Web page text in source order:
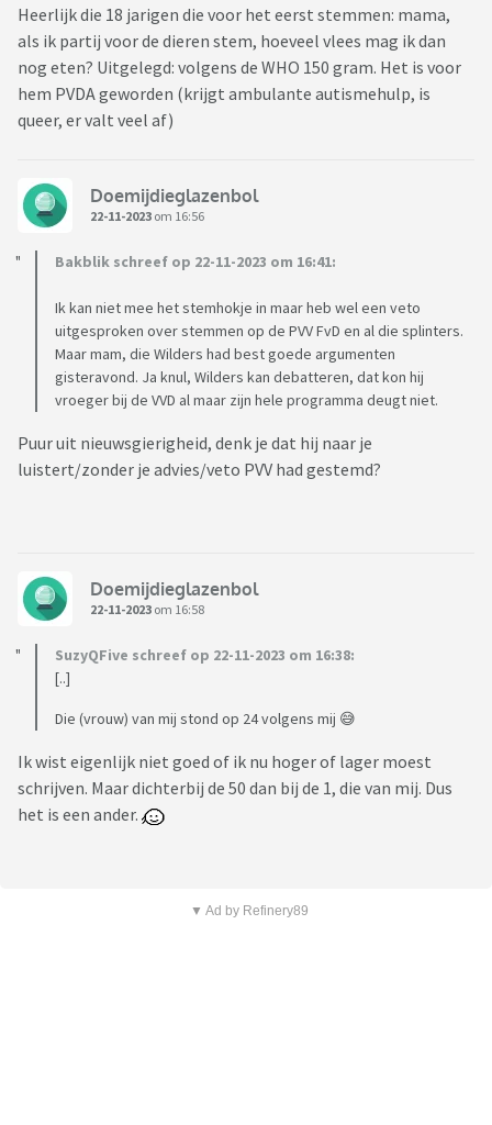
Heerlijk die 18 jarigen die voor het eerst stemmen: mama,
als ik partij voor de dieren stem, hoeveel vlees mag ik dan
nog eten? Uitgelegd: volgens de WHO 150 gram. Het is voor
hem PVDA geworden (krijgt ambulante autismehulp, is
queer, er valt veel af)
Doemijdieglazenbol
22-11-2023 om 16:56
Bakblik schreef op 22-11-2023 om 16:41:
Ik kan niet mee het stemhokje in maar heb wel een veto
uitgesproken over stemmen op de PVV FvD en al die splinters.
Maar mam, die Wilders had best goede argumenten
gisteravond. Ja knul, Wilders kan debatteren, dat kon hij
vroeger bij de VVD al maar zijn hele programma deugt niet.
Puur uit nieuwsgierigheid, denk je dat hij naar je
luistert/zonder je advies/veto PVV had gestemd?
Doemijdieglazenbol
22-11-2023 om 16:58
SuzyQFive schreef op 22-11-2023 om 16:38:
[..]
Die (vrouw) van mij stond op 24 volgens mij 😅
Ik wist eigenlijk niet goed of ik nu hoger of lager moest
schrijven. Maar dichterbij de 50 dan bij de 1, die van mij. Dus
het is een ander.
▼ Ad by Refinery89